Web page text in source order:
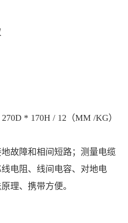
* 170H / 12（MM /KG）
故障和相间短路；测量电缆
电阻、线间电容、对地电
理、携带方便。